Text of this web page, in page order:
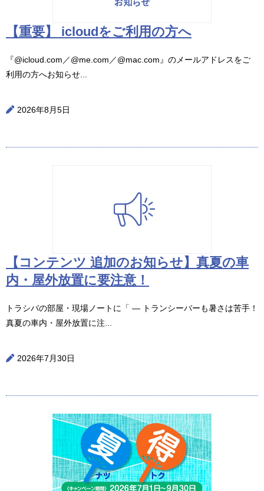
【重要】 icloudをご利用の方へ
『@icloud.com／@me.com／@mac.com』のメールアドレスをご
利用の方へお知らせ...
2026年8月5日
【コンテンツ 追加のお知らせ】真夏の車
内・屋外放置に要注意！
トラシバの部屋・現場ノートに「 ― トランシーバーも暑さは苦手！
真夏の車内・屋外放置に注...
2026年7月30日